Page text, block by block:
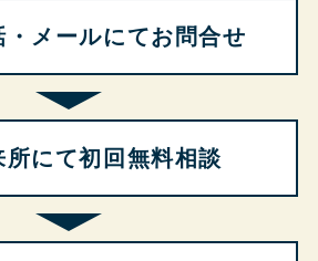
・メールにてお問合せ
所にて初回無料相談